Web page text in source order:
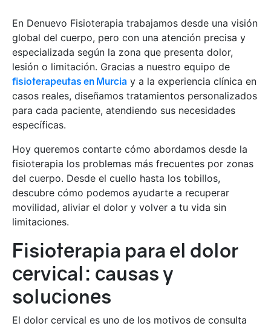
En Denuevo Fisioterapia trabajamos desde una visión
global del cuerpo, pero con una atención precisa y
especializada según la zona que presenta dolor,
lesión o limitación. Gracias a nuestro equipo de
fisioterapeutas en Murcia y a la experiencia clínica en
casos reales, diseñamos tratamientos personalizados
para cada paciente, atendiendo sus necesidades
específicas.
Hoy queremos contarte cómo abordamos desde la
fisioterapia los problemas más frecuentes por zonas
del cuerpo. Desde el cuello hasta los tobillos,
descubre cómo podemos ayudarte a recuperar
movilidad, aliviar el dolor y volver a tu vida sin
limitaciones.
Fisioterapia para el dolor
cervical: causas y
soluciones
El dolor cervical es uno de los motivos de consulta